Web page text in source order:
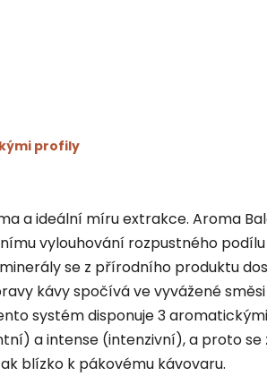
profily
a ideální míru extrakce. Aroma
vylouhování rozpustného
se z přírodního produktu
kávy spočívá ve vyvážené
systém disponuje3
a intense (intenzivní), a proto se
blízko k pákovému kávovaru.